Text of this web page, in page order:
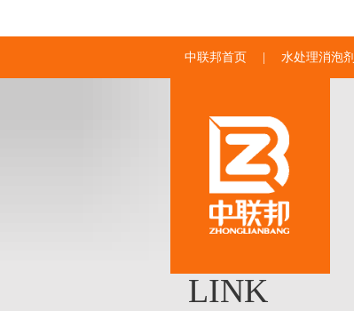
中联邦首页 水处理消泡剂
LINK